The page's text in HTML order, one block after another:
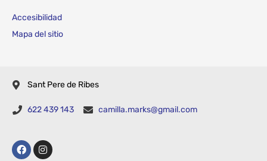
Accesibilidad
Mapa del sitio
Sant Pere de Ribes
622 439 143 camilla.marks@gmail.com